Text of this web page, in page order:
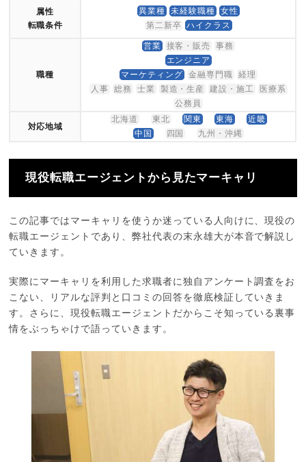
属性
転職条件
異業種 未経験職種
女性
第二新卒
ハイクラス
職種
営業 接客・販売
事務
エンジニア
マーケティング
金融専門職
経理
人事
総務 士業 製造・生産 建設・施工
医療系
公務員
対応地域
北海道 東北 関東 東海
近畿
中国
四国 九州・沖縄
現役転職エージェントから見たマーキャリ
この記事ではマーキャリを使うか迷っている人向けに、現役の
転職エージェントであり、弊社代表の末永雄大が本音で解説し
ていきます。
実際にマーキャリを利用した求職者に独自アンケート調査をお
こない、リアルな評判と口コミの回答を徹底検証していきま
す。さらに、現役転職エージェントだからこそ知っている裏事
情をぶっちゃけで語っていきます。